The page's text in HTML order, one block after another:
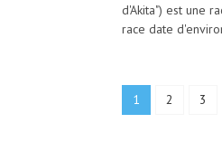
d'Akita") est une
race date
1 2 3